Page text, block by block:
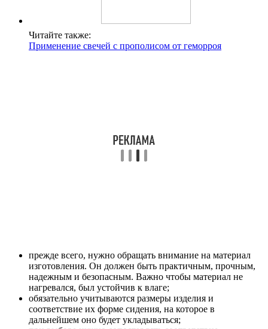
Читайте также:
Применение свечей с прополисом от геморроя
прежде всего, нужно обращать внимание на материал
изготовления. Он должен быть практичным, прочным,
надежным и безопасным. Важно чтобы материал не
нагревался, был устойчив к влаге;
обязательно учитываются размеры изделия и
соответствие их форме сидения, на которое в
дальнейшем оно будет укладываться;